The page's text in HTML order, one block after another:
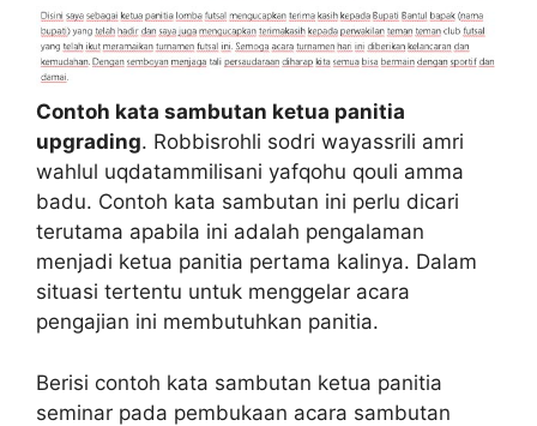
Contoh kata sambutan ketua panitia
upgrading. Robbisrohli sodri wayassrili amri
wahlul uqdatammilisani yafqohu qouli amma
badu. Contoh kata sambutan ini perlu dicari
terutama apabila ini adalah pengalaman
menjadi ketua panitia pertama kalinya. Dalam
situasi tertentu untuk menggelar acara
pengajian ini membutuhkan panitia.
Berisi contoh kata sambutan ketua panitia
seminar pada pembukaan acara sambutan